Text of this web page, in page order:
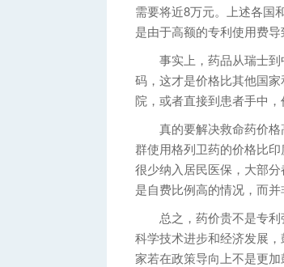
需要将近8万元。上述各国
是由于高额的专利使用费导
事实上，药品从瑞士到
码，这才是价格比其他国
院，或者直接到患者手中，
真的要解决救命药价格
群使用格列卫药的价格比
很少纳入居民医保，大部
是自费比例高的情况，而并
总之，药价贵不是专利
科学技术进步和经济发展
家若在政策导向上不是更